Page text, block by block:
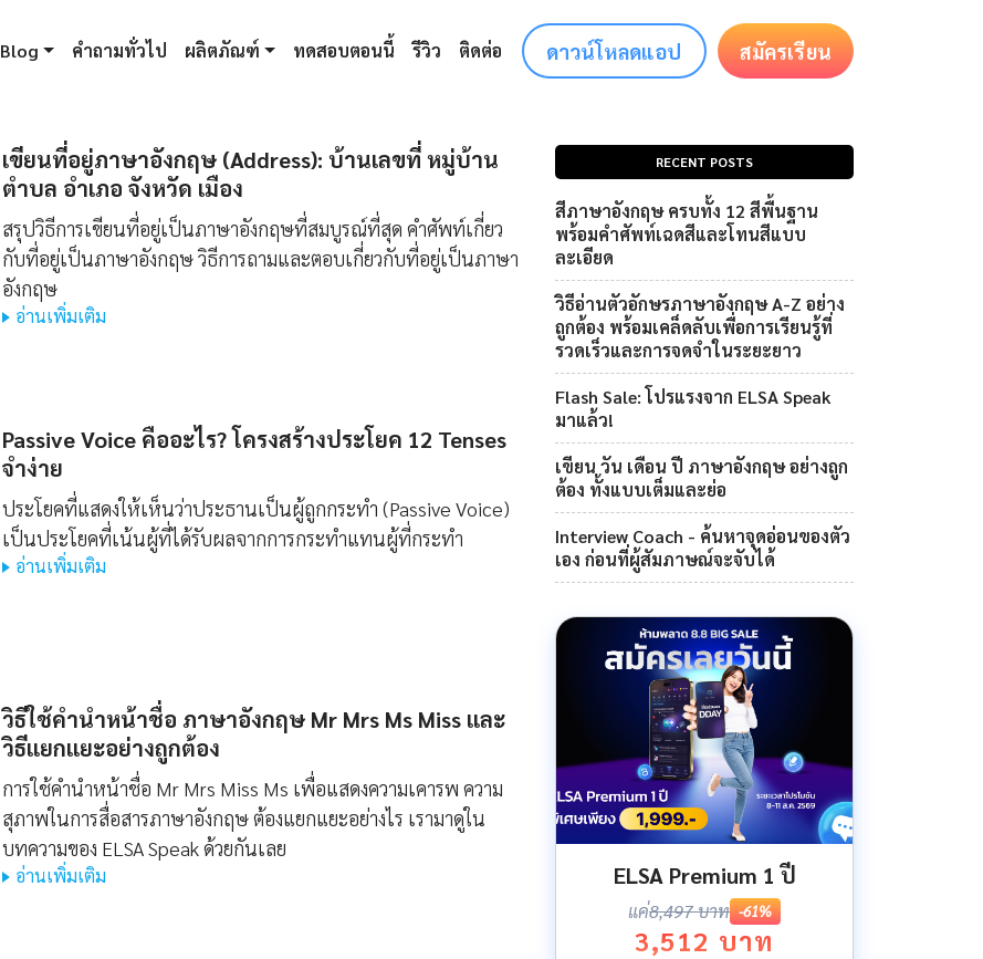
Blog คำถามทั่วไป ผลิตภัณฑ์ ทดสอบตอนนี้ รีวิว ติดต่อ ดาวน์โหลดแอป สมัครเรียน
เขียนที่อยู่ภาษาอังกฤษ (Address): บ้านเลขที่ หมู่บ้าน
ตำบล อำเภอ จังหวัด เมือง
สรุปวิธีการเขียนที่อยู่เป็นภาษาอังกฤษที่สมบูรณ์ที่สุด คำศัพท์เกี่ยว
กับที่อยู่เป็นภาษาอังกฤษ วิธีการถามและตอบเกี่ยวกับที่อยู่เป็นภาษา
อังกฤษ
อ่านเพิ่มเติม
Passive Voice คืออะไร? โครงสร้างประโยค 12 Tenses
จำง่าย
ประโยคที่แสดงให้เห็นว่าประธานเป็นผู้ถูกกระทำ (Passive Voice)
เป็นประโยคที่เน้นผู้ที่ได้รับผลจากการกระทำแทนผู้ที่กระทำ
อ่านเพิ่มเติม
วิธีใช้คํานําหน้าชื่อ ภาษาอังกฤษ Mr Mrs Ms Miss และ
วิธีแยกแยะอย่างถูกต้อง
การใช้คำนำหน้าชื่อ Mr Mrs Miss Ms เพื่อแสดงความเคารพ ความ
สุภาพในการสื่อสารภาษาอังกฤษ ต้องแยกแยะอย่างไร เรามาดูใน
บทความของ ELSA Speak ด้วยกันเลย
อ่านเพิ่มเติม
RECENT POSTS
สีภาษาอังกฤษ ครบทั้ง 12 สีพื้นฐาน
พร้อมคำศัพท์เฉดสีและโทนสีแบบ
ละเอียด
วิธีอ่านตัวอักษรภาษาอังกฤษ A-Z อย่าง
ถูกต้อง พร้อมเคล็ดลับเพื่อการเรียนรู้ที่
รวดเร็วและการจดจำในระยะยาว
Flash Sale: โปรแรงจาก ELSA Speak
มาแล้ว!
เขียน วัน เดือน ปี ภาษาอังกฤษ อย่างถูก
ต้อง ทั้งแบบเต็มและย่อ
Interview Coach - ค้นหาจุดอ่อนของตัว
เอง ก่อนที่ผู้สัมภาษณ์จะจับได้
ELSA Premium 1 ปี
แค่8,497 บาท -61%
3,512 บาท